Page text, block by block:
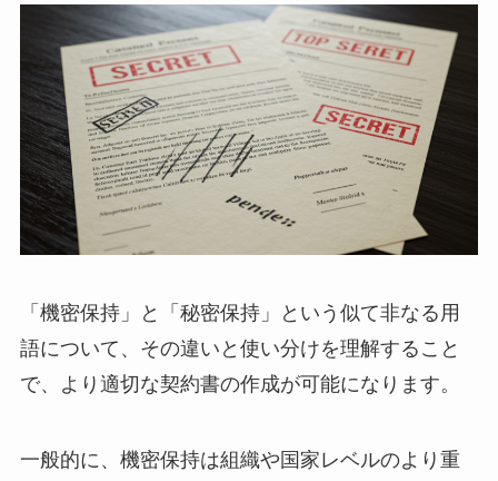
「機密保持」と「秘密保持」という似て非なる用
語について、その違いと使い分けを理解すること
で、より適切な契約書の作成が可能になります。
一般的に、機密保持は組織や国家レベルのより重